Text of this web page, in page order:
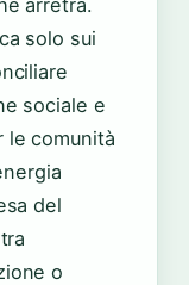
arretra.
solo sui
sociale e
le comunità
del
o